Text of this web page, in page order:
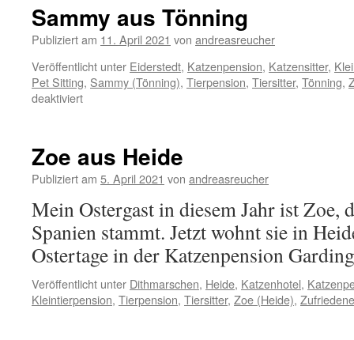
Sammy aus Tönning
Publiziert am 11. April 2021 von andreasreucher
Veröffentlicht unter Eiderstedt, Katzenpension, Katzensitter,
Pet Sitting, Sammy (Tönning), Tierpension, Tiersitter, Tönning,
deaktiviertfür
Zoe aus Heide
Publiziert am 5. April 2021 von andreasreucher
Mein Ostergast in diesem Jahr ist Zoe,
Spanien stammt. Jetzt wohnt sie in
Ostertage in der Katzenpension
Veröffentlicht unter Dithmarschen, Heide, Katzenhotel,
Kleintierpension, Tierpension, Tiersitter, Zoe (Heide),